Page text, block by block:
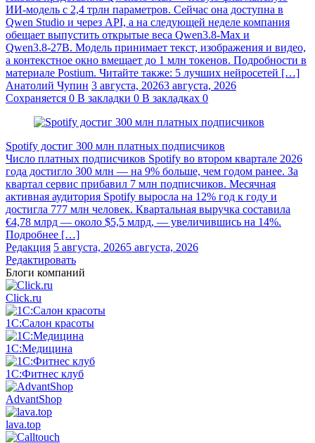
ИИ-модель с 2,4 трлн параметров. Сейчас она доступна в
Qwen Studio и через API, а на следующей неделе компания
обещает выпустить открытые веса Qwen3.8‑Max и
Qwen3.8‑27B. Модель принимает текст, изображения и видео,
а контекстное окно вмещает до 1 млн токенов. Подробности в
материале Postium. Читайте также: 5 лучших нейросетей […]
Анатолий Чупин 3 августа, 20263 августа, 2026
Сохраняется 0 В закладки 0 В закладках 0
Spotify достиг 300 млн платных подписчиков
Число платных подписчиков Spotify во втором квартале 2026
года достигло 300 млн — на 9% больше, чем годом ранее. За
квартал сервис прибавил 7 млн подписчиков. Месячная
активная аудитория Spotify выросла на 12% год к году и
достигла 777 млн человек. Квартальная выручка составила
€4,78 млрд — около $5,5 млрд, — увеличившись на 14%.
Подробнее […]
Редакция 5 августа, 20265 августа, 2026
Редактировать
Блоги компаний
Click.ru
1С:Салон красоты
1С:Медицина
1С:Фитнес клуб
AdvantShop
lava.top